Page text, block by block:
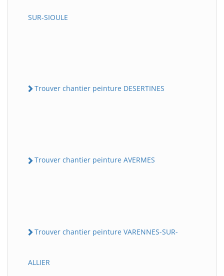
SUR-SIOULE
Trouver chantier peinture DESERTINES
Trouver chantier peinture AVERMES
Trouver chantier peinture VARENNES-SUR-
ALLIER